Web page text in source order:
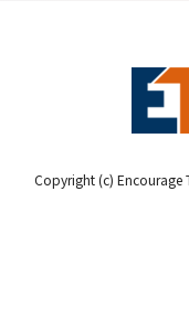
Copyright (c) Encourage